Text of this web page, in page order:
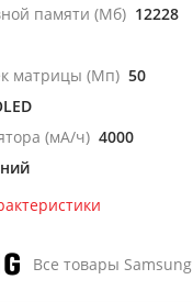
памяти (Мб) 12228
матрицы (Мп) 50
(мА/ч) 4000
Все товары Samsung